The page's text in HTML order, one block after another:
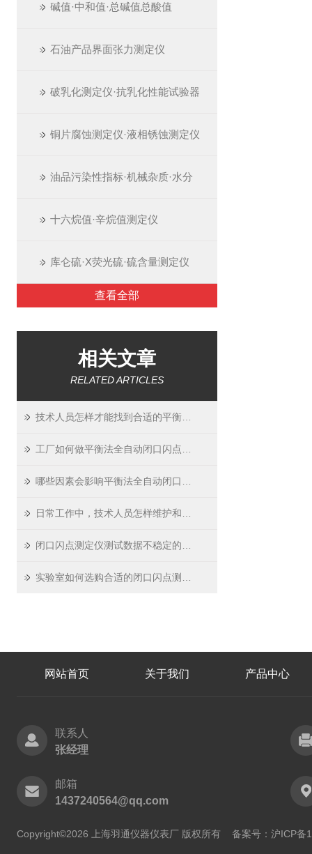
碱值·中和值·总碱值总酸值
石油产品界面张力测定仪
破乳化测定仪·抗乳化性能试验器
铜片腐蚀测定仪·液相锈蚀测定仪
油品污染性指标·机械杂质·水分
十六烷值·辛烷值测定仪
库仑硫·X荧光硫·硫含量测定仪
查看全部
相关文章
RELATED ARTICLES
网站首页 关于我们 产品中心
联系人
张经理
邮箱
1437240564@qq.com
Copyright©2026 上海羽通仪器仪表厂 版权所有 备案号：沪ICP备